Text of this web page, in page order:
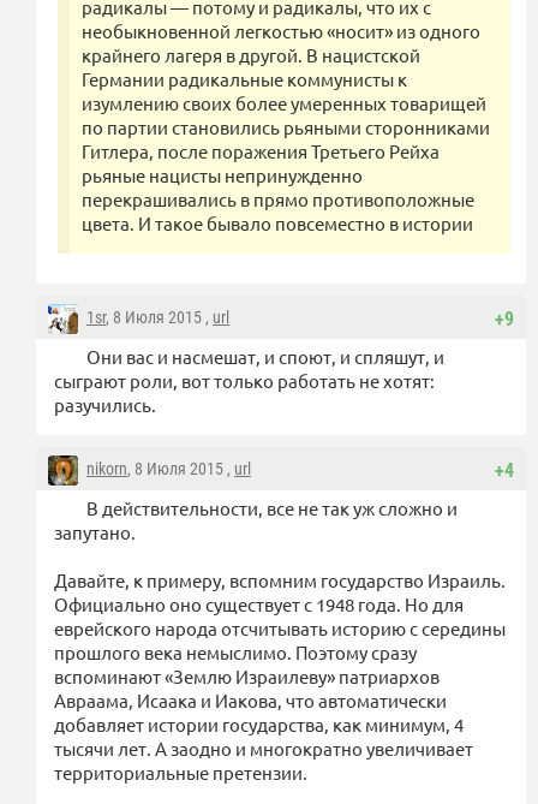
радикалы — потому и радикалы, что их с
необыкновенной легкостью «носит» из одного
крайнего лагеря в другой. В нацистской
Германии радикальные коммунисты к
изумлению своих более умеренных товарищей
по партии становились рьяными сторонниками
Гитлера, после поражения Третьего Рейха
рьяные нацисты непринужденно
перекрашивались в прямо противоположные
цвета. И такое бывало повсеместно в истории
+9
1sr, 8 Июля 2015 , url
Они вас и насмешат, и споют, и спляшут, и
сыграют роли, вот только работать не хотят:
разучились.
+4
nikorn, 8 Июля 2015 , url
В действительности, все не так уж сложно и
запутано.
Давайте, к примеру, вспомним государство Израиль.
Официально оно существует с 1948 года. Но для
еврейского народа отсчитывать историю с середины
прошлого века немыслимо. Поэтому сразу
вспоминают «Землю Израилеву» патриархов
Авраама, Исаака и Иакова, что автоматически
добавляет истории государства, как минимум, 4
тысячи лет. А заодно и многократно увеличивает
территориальные претензии.